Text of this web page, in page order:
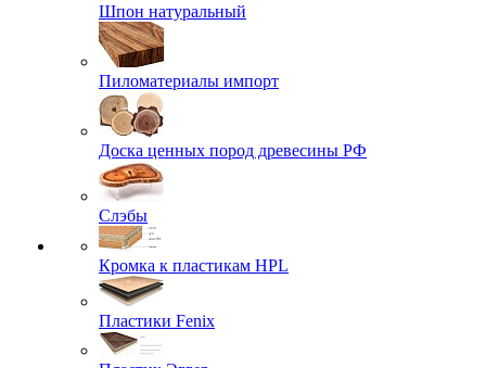
Шпон натуральный
Пиломатериалы импорт
Доска ценных пород древесины РФ
Слэбы
Кромка к пластикам HPL
Пластики Fenix